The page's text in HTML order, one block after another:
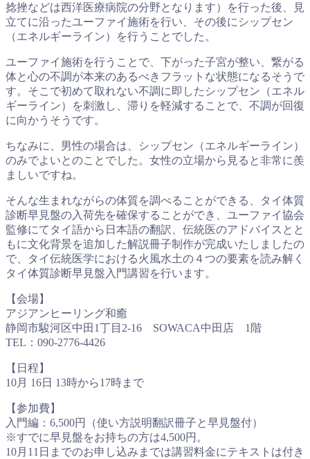
捻挫などは西洋医療病院の分野となります）を行った後、見
立てに沿ったユーファイ施術を行い、その後にシップセン
（エネルギーライン）を行うことでした。
ユーファイ施術を行うことで、下がった子宮が整い、繋がる
体と心の不調が本来のあるべきフラットな状態になるそうで
す。そこで初めて取れない不調に即したシップセン（エネル
ギーライン）を刺激し、滞りを軽減することで、不調が回復
に向かうそうです。
ちなみに、男性の場合は、シップセン（エネルギーライン）
のみでよいとのことでした。女性の立場から見ると非常に羨
ましいですね。
そんな生まれながらの体質を調べることができる、タイ体質
診断早見盤の入荷先を確保することができ、ユーファイ協会
監修にてタイ語から日本語の翻訳、伝統医のアドバイスとと
もに文化背景を追加した解説冊子制作が完成いたしましたの
で、タイ伝統医学における火風水土の４つの要素を読み解く
タイ体質診断早見盤入門講習を行います。
【会場】
アジアンヒーリング和癒
静岡市駿河区中田1丁目2-16 SOWACA中田店 1階
TEL：090-2776-4426
【日程】
10月 16日 13時から17時まで
【参加費】
入門編：6,500円（使い方説明翻訳冊子と早見盤付）
※すでに早見盤をお持ちの方は4,500円。
10月11日までのお申し込みまでは講習料金にテキストは付き